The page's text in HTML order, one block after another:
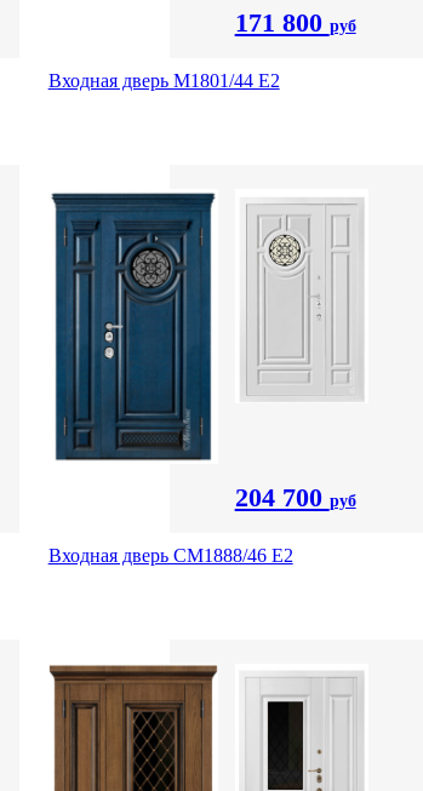
171 800 руб
Входная дверь М1801/44 Е2
204 700 руб
Входная дверь СМ1888/46 Е2